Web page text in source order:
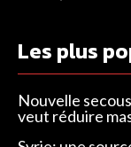
Les plus
Nouvelle
veut réduire